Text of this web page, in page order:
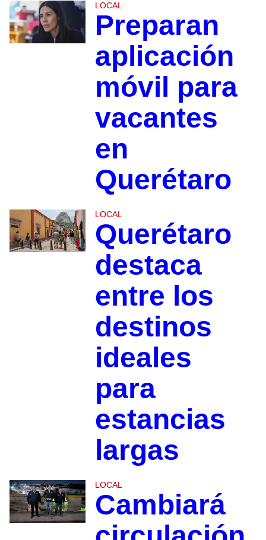
LOCAL
Preparan
aplicación
móvil para
vacantes
en
Querétaro
LOCAL
Querétaro
destaca
entre los
destinos
ideales
para
estancias
largas
LOCAL
Cambiará